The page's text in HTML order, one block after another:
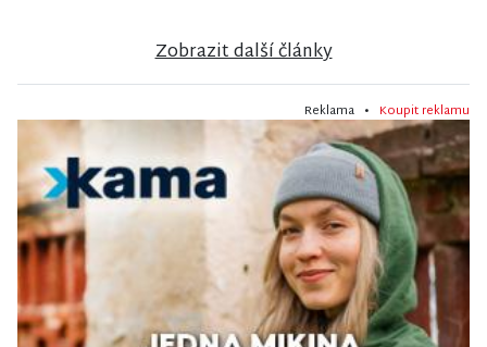
Zobrazit další články
Reklama • Koupit reklamu